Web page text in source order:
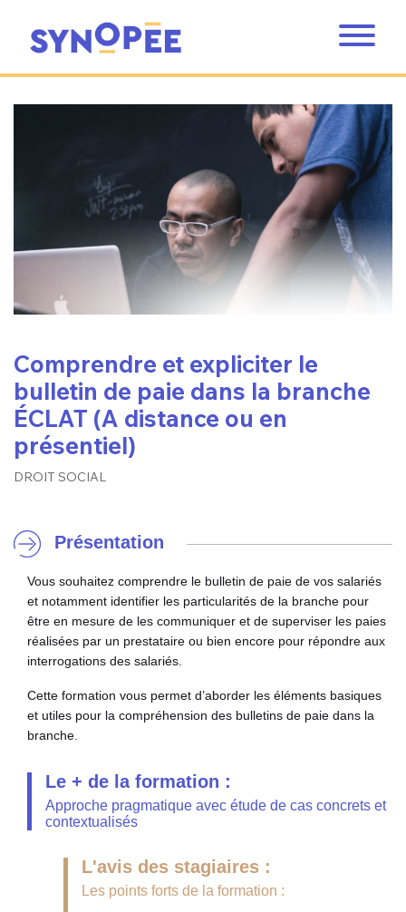
Comprendre et expliciter le
bulletin de paie dans la branche
ÉCLAT (A distance ou en
présentiel)
DROIT SOCIAL
Présentation
Vous souhaitez comprendre le bulletin de paie de vos salariés
et notamment identifier les particularités de la branche pour
être en mesure de les communiquer et de superviser les paies
réalisées par un prestataire ou bien encore pour répondre aux
interrogations des salariés.
Cette formation vous permet d’aborder les éléments basiques
et utiles pour la compréhension des bulletins de paie dans la
branche.
Le + de la formation :
Approche pragmatique avec étude de cas concrets et
contextualisés
L'avis des stagiaires :
Les points forts de la formation :